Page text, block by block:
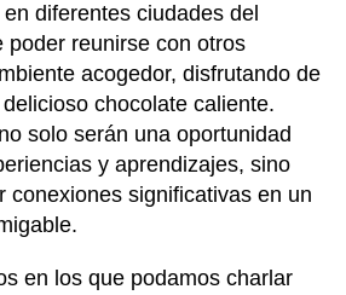
diferentes ciudades del
poder reunirse con otros
acogedor, disfrutando de
chocolate caliente.
solo serán una oportunidad
y aprendizajes, sino
conexiones significativas en un
en los que podamos charlar